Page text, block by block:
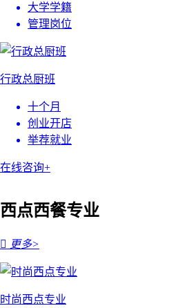
大学学籍
管理岗位
行政总厨班
十个月
创业开店
举荐就业
在线咨询+
西点西餐专业
 更多>
时尚西点专业